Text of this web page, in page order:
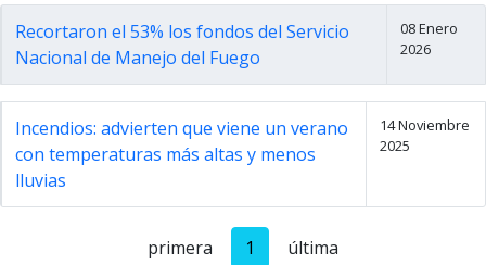
Recortaron el 53% los fondos del Servicio
Nacional de Manejo del Fuego
08 Enero
2026
Incendios: advierten que viene un verano
con temperaturas más altas y menos
lluvias
14 Noviembre
2025
primera 1 última